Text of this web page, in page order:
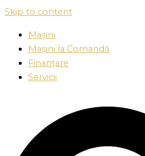
Skip to content
Mașini
Mașini la Comandă
Finanțare
Servicii